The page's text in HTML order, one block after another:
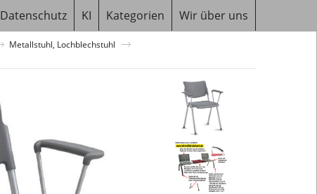
Datenschutz KI Kategorien Wir über uns
Metallstuhl, Lochblechstuhl